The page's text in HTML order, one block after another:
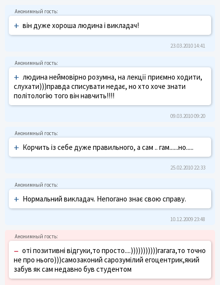
+ він дуже хороша людина і викладач!
23.03.2010 14:41
+ людина неймовірно розумна, на лекції приємно ходити,
слухати)))правда списувати недає, но хто хоче знати
політологію того він навчить!!!!
09.03.2010 09:20
+ Корчить із себе дуже правильного, а сам .. гам......но.....
25.02.2010 22:33
+ Нормальний викладач. Непогано знає свою справу.
10.12.2009 23:48
– оті позитивні відгуки,то просто....)))))))))))гагага,то точно
не про нього)))самозаконий сарозумілий егоцентрик,який
забув як сам недавно був студентом